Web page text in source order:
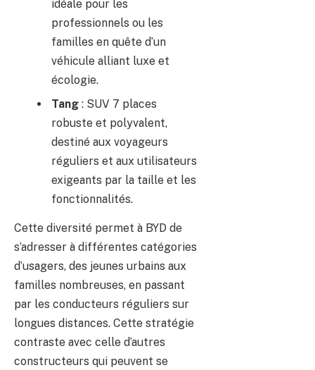
idéale pour les
professionnels ou les
familles en quête d’un
véhicule alliant luxe et
écologie.
Tang : SUV 7 places
robuste et polyvalent,
destiné aux voyageurs
réguliers et aux utilisateurs
exigeants par la taille et les
fonctionnalités.
Cette diversité permet à BYD de
s’adresser à différentes catégories
d’usagers, des jeunes urbains aux
familles nombreuses, en passant
par les conducteurs réguliers sur
longues distances. Cette stratégie
contraste avec celle d’autres
constructeurs qui peuvent se